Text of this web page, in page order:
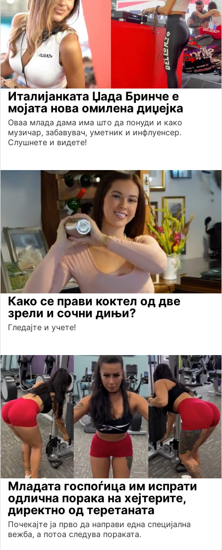
Италијанката Џада Бринче е
мојата нова омилена диџејка
Оваа млада дама има што да понуди и како
музичар, забавувач, уметник и инфлуенсер.
Слушнете и видете!
Како се прави коктел од две
зрели и сочни дињи?
Гледајте и учете!
Младата госпоѓица им испрати
одлична порака на хејтерите,
директно од теретаната
Почекајте ја прво да направи една специјална
вежба, а потоа следува пораката.